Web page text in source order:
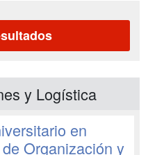
y Logística
en
Organización y